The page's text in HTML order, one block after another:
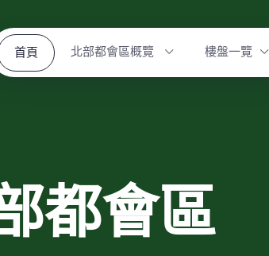
首頁 北部都會區概覽 樓盤一覽
都會區